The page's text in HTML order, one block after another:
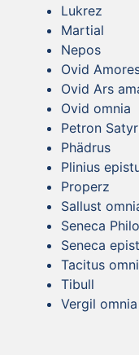
Lukrez
Martial
Nepos
Ovid
Ovid Ars
Ovid omnia
Petron
Phädrus
Plinius
Properz
Sallust
Seneca
Seneca
Tacitus
Tibull
Vergil omnia